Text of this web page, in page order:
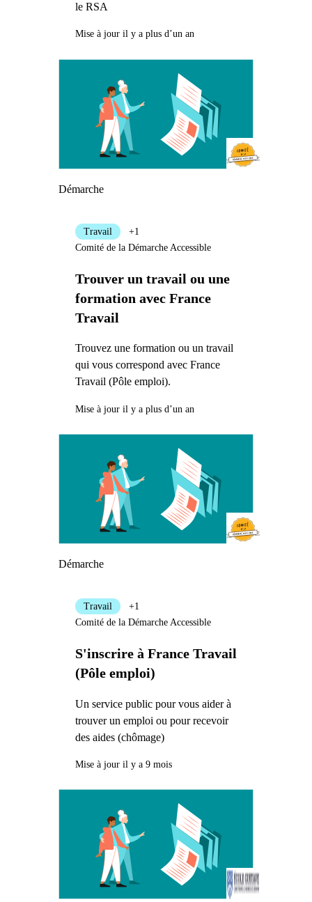
le RSA
Mise à jour il y a plus d’un an
Démarche
Trouver un travail ou une
formation avec France
Travail
Trouvez une formation ou un travail
qui vous correspond avec France
Travail (Pôle emploi).
Travail
+1
Comité de la Démarche Accessible
Mise à jour il y a plus d’un an
Démarche
S'inscrire à France Travail
(Pôle emploi)
Un service public pour vous aider à
trouver un emploi ou pour recevoir
des aides (chômage)
Travail
+1
Comité de la Démarche Accessible
Mise à jour il y a 9 mois